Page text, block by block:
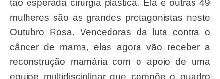
tão esperada cirurgia plástica. Ela e outras 49
mulheres são as grandes protagonistas neste
Outubro Rosa. Vencedoras da luta contra o
câncer de mama, elas agora vão receber a
reconstrução mamária com o apoio de uma
equipe multidisciplinar que compõe o quadro